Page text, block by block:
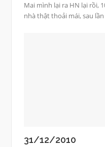
Mai mình lại ra HN lại rồi,
nhà thật thoải mái, sau lần
31/12/2010